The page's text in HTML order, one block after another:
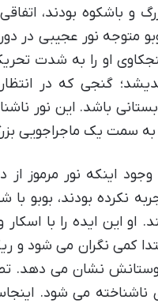
و باشکوه بودند،
متوجه نور عجیبی در
او را به شدت
گنجی که در
باشد. این نور
به سمت یک ماجراجویی
وجود اینکه نور مرموز
نکرده بودند، بوبو
او این ایده را با
کمی نگران می شود و
نشان می دهد.
ناشناخته می شود.